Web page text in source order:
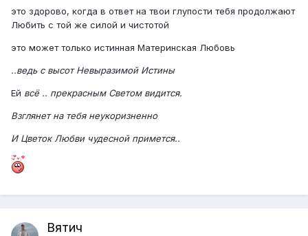
это здорово, когда в ответ на твои глупости тебя продолжают
Любить с той же силой и чистотой
это может только истинная Материнская Любовь
..ведь с высот Невыразимой Истины
Ей всё .. прекрасным Светом видится.
Взглянет на тебя неукоризненно
И Цветок Любви чудесной примется..
Вятич